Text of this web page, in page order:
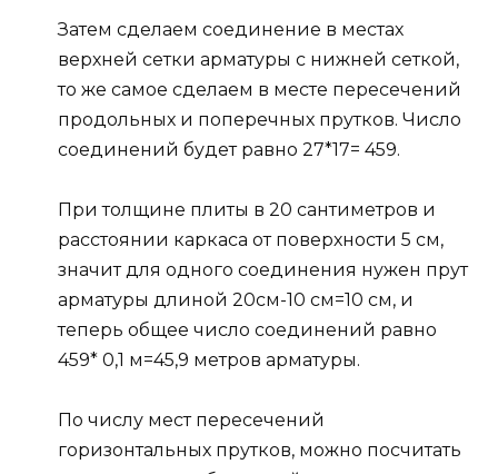
Затем сделаем соединение в местах
верхней сетки арматуры с нижней сеткой,
то же самое сделаем в месте пересечений
продольных и поперечных прутков. Число
соединений будет равно 27*17= 459.
При толщине плиты в 20 сантиметров и
расстоянии каркаса от поверхности 5 см,
значит для одного соединения нужен прут
арматуры длиной 20см-10 см=10 см, и
теперь общее число соединений равно
459* 0,1 м=45,9 метров арматуры.
По числу мест пересечений
горизонтальных прутков, можно посчитать